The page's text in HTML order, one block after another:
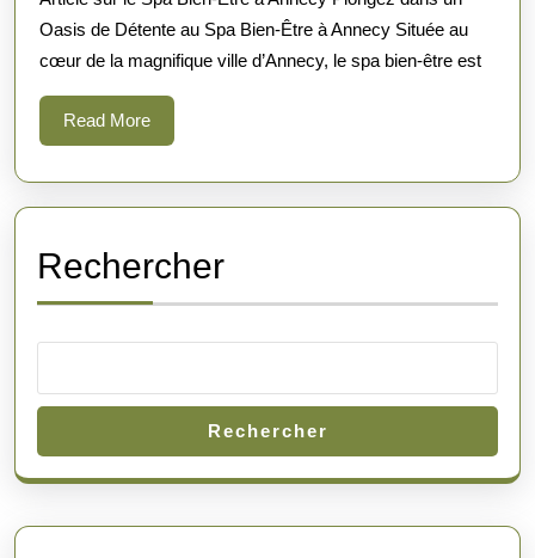
Spa
Bien-
Annecy
Oasis de Détente au Spa Bien-Être à Annecy Située au
cœur de la magnifique ville d’Annecy, le spa bien-être est
Read MoreRead
More
Rechercher
Rechercher